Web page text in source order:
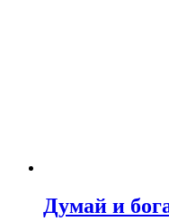
Думай и